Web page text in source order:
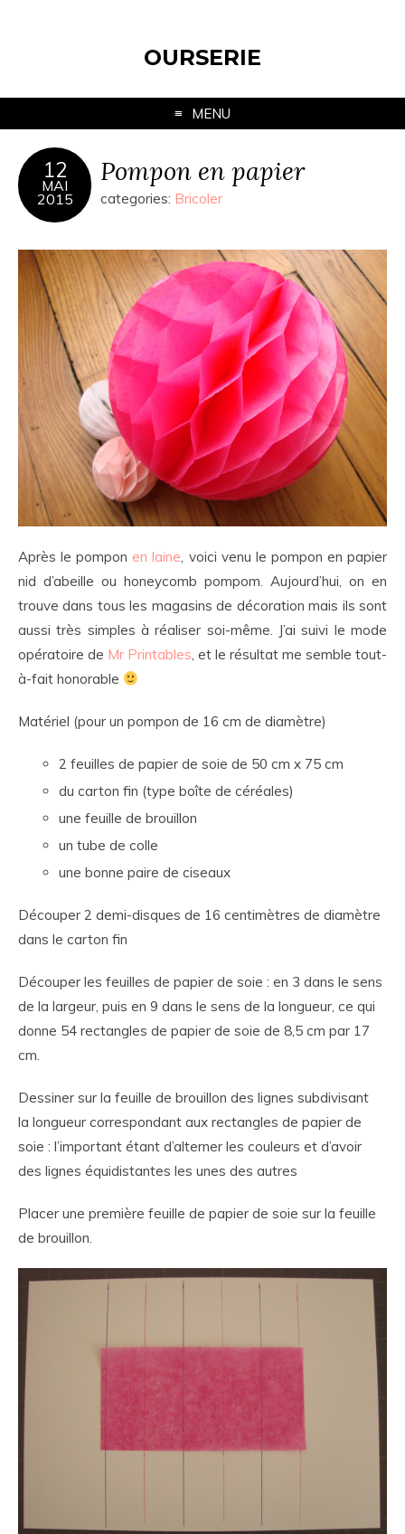
OURSERIE
MENU
12
MAI
2015
Pompon en papier
categories: Bricoler
Après le pompon en laine, voici venu le pompon en papier
nid d’abeille ou honeycomb pompom. Aujourd’hui, on en
trouve dans tous les magasins de décoration mais ils sont
aussi très simples à réaliser soi-même. J’ai suivi le mode
opératoire de Mr Printables, et le résultat me semble tout-
à-fait honorable
Matériel (pour un pompon de 16 cm de diamètre)
2 feuilles de papier de soie de 50 cm x 75 cm
du carton fin (type boîte de céréales)
une feuille de brouillon
un tube de colle
une bonne paire de ciseaux
Découper 2 demi-disques de 16 centimètres de diamètre
dans le carton fin
Découper les feuilles de papier de soie : en 3 dans le sens
de la largeur, puis en 9 dans le sens de la longueur, ce qui
donne 54 rectangles de papier de soie de 8,5 cm par 17
cm.
Dessiner sur la feuille de brouillon des lignes subdivisant
la longueur correspondant aux rectangles de papier de
soie : l’important étant d’alterner les couleurs et d’avoir
des lignes équidistantes les unes des autres
Placer une première feuille de papier de soie sur la feuille
de brouillon.